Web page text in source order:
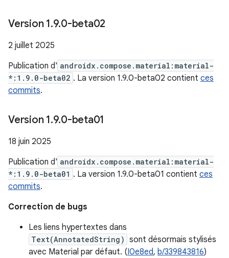
Version 1.9.0-beta02
2 juillet 2025
Publication d' androidx.compose.material:material-
*:1.9.0-beta02 . La version 1.9.0-beta02 contient ces
commits.
Version 1.9.0-beta01
18 juin 2025
Publication d' androidx.compose.material:material-
*:1.9.0-beta01 . La version 1.9.0-beta01 contient ces
commits.
Correction de bugs
Les liens hypertextes dans
Text(AnnotatedString) sont désormais stylisés
avec Material par défaut. (I0e8ed, b/339843816)